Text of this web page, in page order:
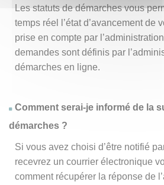
Les statuts de démarches vous
temps réel l’état d’avancement de
prise en compte par
demandes sont définis par
démarches en ligne.
Comment serai-je informé de la
démarches ?
Si vous avez choisi d’être notifié
recevrez un courrier électronique
comment récupérer la réponse de